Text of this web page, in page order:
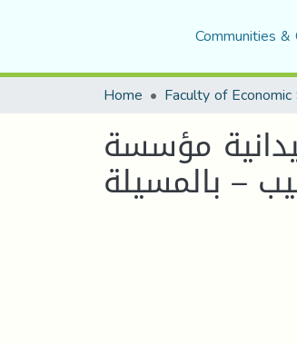
Communities
Home
مؤسسة